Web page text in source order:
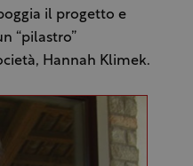
il progetto e
“pilastro”
Hannah Klimek.